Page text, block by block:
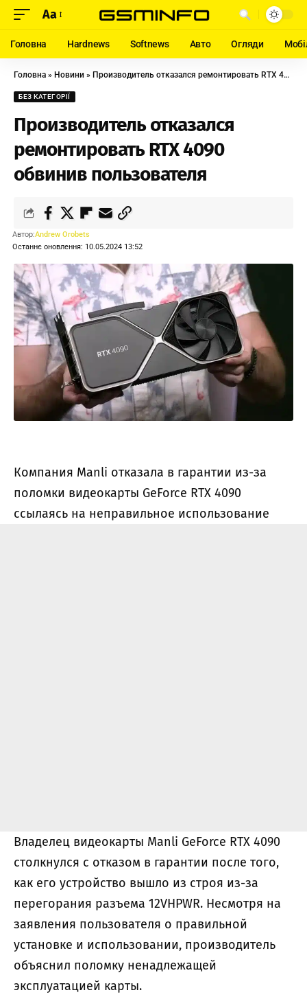
Aa
Головна Hardnews Softnews Авто Огляди
Головна » Новини » Производитель отказался ремонтировать RTX 4090 обвинив пользователя
БЕЗ КАТЕГОРІЇ
Производитель отказался
ремонтировать RTX 4090
обвинив пользователя
Останнє оновлення: 10.05.2024 13:52
Автор:Andrew Orobets
Компания Manli отказала в гарантии из-за
поломки видеокарты GeForce RTX 4090
ссылаясь на неправильное использование
Владелец видеокарты Manli GeForce RTX 4090
столкнулся с отказом в гарантии после того,
как его устройство вышло из строя из-за
перегорания разъема 12VHPWR. Несмотря на
заявления пользователя о правильной
установке и использовании, производитель
объяснил поломку ненадлежащей
эксплуатацией карты.